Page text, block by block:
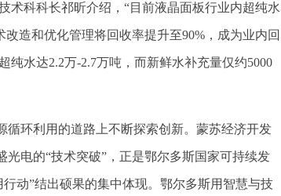
科科长祁昕介绍，“目前液晶面板行业内超纯水
造和优化管理将回收率提升至90%，成为业内回
水达2.2万-2.7万吨，而新鲜水补充量仅约5000
环利用的道路上不断探索创新。蒙苏经济开发
光电的“技术突破”，正是鄂尔多斯国家可持续发
动”结出硕果的集中体现。鄂尔多斯用智慧与技